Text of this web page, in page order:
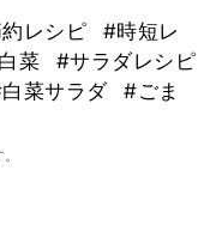
レシピ
#時短レ
菜
#サラダレシピ
菜サラダ
#ごま